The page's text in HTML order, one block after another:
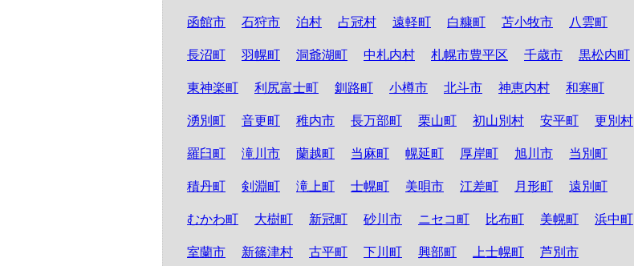
函館市 石狩市 泊村 占冠村 遠軽町 白糠町 苫小牧市 八雲町
長沼町 羽幌町 洞爺湖町 中札内村 札幌市豊平区 千歳市 黒松内町
東神楽町 利尻富士町 釧路町 小樽市 北斗市 神恵内村 和寒町
湧別町 音更町 稚内市 長万部町 栗山町 初山別村 安平町 更別村
羅臼町 滝川市 蘭越町 当麻町 幌延町 厚岸町 旭川市 当別町
積丹町 剣淵町 滝上町 士幌町 美唄市 江差町 月形町 遠別町
むかわ町 大樹町 新冠町 砂川市 ニセコ町 比布町 美幌町 浜中町
室蘭市 新篠津村 古平町 下川町 興部町 上士幌町 芦別市